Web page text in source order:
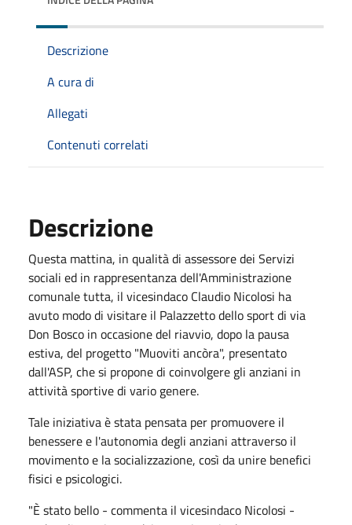
Descrizione
A cura di
Allegati
Contenuti correlati
Descrizione
Questa mattina, in qualità di assessore dei Servizi
sociali ed in rappresentanza dell'Amministrazione
comunale tutta, il vicesindaco Claudio Nicolosi ha
avuto modo di visitare il Palazzetto dello sport di via
Don Bosco in occasione del riavvio, dopo la pausa
estiva, del progetto "Muoviti ancòra", presentato
dall'ASP, che si propone di coinvolgere gli anziani in
attività sportive di vario genere.
Tale iniziativa è stata pensata per promuovere il
benessere e l'autonomia degli anziani attraverso il
movimento e la socializzazione, così da unire benefici
fisici e psicologici.
"È stato bello - commenta il vicesindaco Nicolosi -